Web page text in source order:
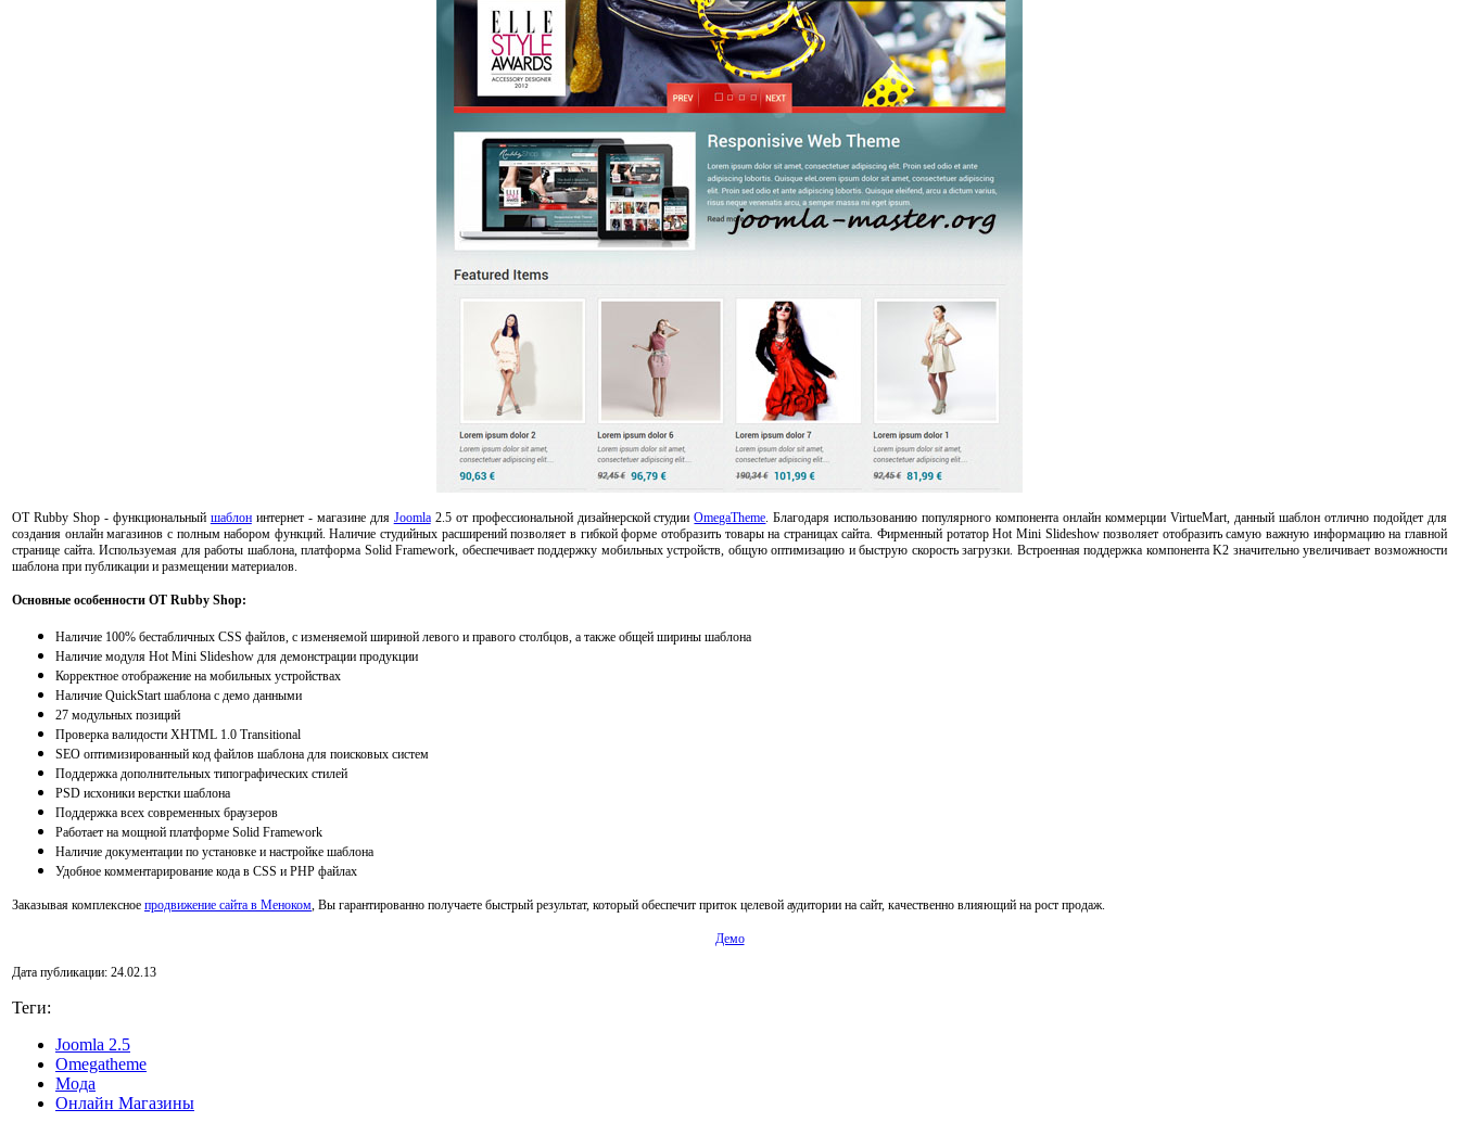
OT Rubby Shop - функциональный шаблонинтернет - магазине для Joomla2.5 от профессиональной дизайнерской студииOmegaTheme. Благодаря использованию популярного компонента онлайн коммерции VirtueMart, данный шаблон отлично подойдет для
создания онлайн магазинов с полным набором функций. Наличие студийных расширений позволяет в гибкой форме отобразить товары на страницах сайта. Фирменный ротатор Hot Mini Slideshow позволяет отобразить самую важную информацию на главной
странице сайта. Используемая для работы шаблона, платформа Solid Framework, обеспечивает поддержку мобильных устройств, общую оптимизацию и быструю скорость загрузки. Встроенная поддержка компонента K2 значительно увеличивает возможности
шаблона при публикации и размещении материалов.
Основные особенности OT Rubby Shop:
Наличие 100% бестабличных CSS файлов, с изменяемой шириной левого и правого столбцов, а также общей ширины шаблона
Наличие модуля Hot Mini Slideshow для демонстрации продукции
Корректное отображение на мобильных устройствах
Наличие QuickStart шаблона с демо данными
27 модульных позиций
Проверка валидости XHTML 1.0 Transitional
SEO оптимизированный код файлов шаблона для поисковых систем
Поддержка дополнительных типографических стилей
PSD исхоники верстки шаблона
Поддержка всех современных браузеров
Работает на мощной платформе Solid Framework
Наличие документации по установке и настройке шаблона
Удобное комментарирование кода в CSS и PHP файлах
Заказывая комплексное продвижение сайта в Меноком, Вы гарантированно получаете быстрый результат, который обеспечит приток целевой аудитории на сайт, качественно влияющий на рост продаж.
Демо
Дата публикации: 24.02.13
Теги:
Joomla 2.5
Omegatheme
Мода
Онлайн Магазины